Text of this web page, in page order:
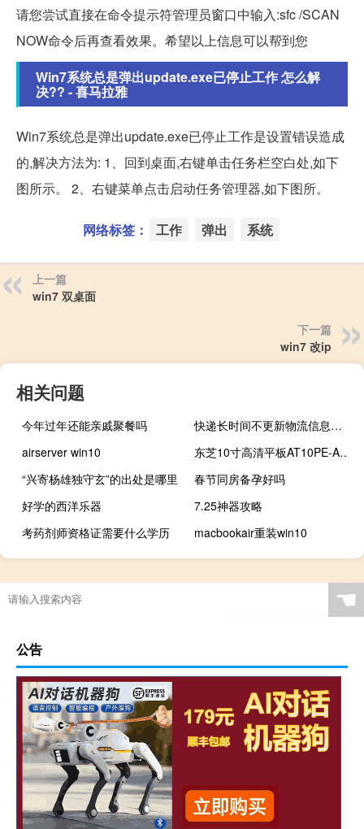
请您尝试直接在命令提示符管理员窗口中输入:sfc /SCAN
NOW命令后再查看效果。希望以上信息可以帮到您
Win7系统总是弹出update.exe已停止工作 怎么解
决?? - 喜马拉雅
Win7系统总是弹出update.exe已停止工作是设置错误造成
的,解决方法为: 1、回到桌面,右键单击任务栏空白处,如下
图所示。 2、右键菜单点击启动任务管理器,如下图所。
网络标签： 工作 弹出 系统
上一篇
win7 双桌面
下一篇
win7 改ip
相关问题
今年过年还能亲戚聚餐吗
快递长时间不更新物流信息怎么办
airserver win10
东芝10寸高清平板AT10PE-A和戴尔Venue 7/8平板怎么样？
“兴寄杨雄独守玄”的出处是哪里
春节同房备孕好吗
好学的西洋乐器
7.25神器攻略
考药剂师资格证需要什么学历
macbookair重装win10
☚
公告